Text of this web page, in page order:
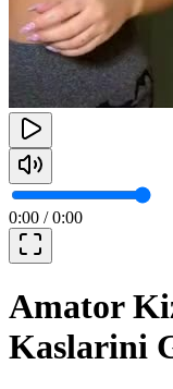
0:00 /0:00
Amator
Kaslarini